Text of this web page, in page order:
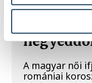
Női
A magyar női
romániai